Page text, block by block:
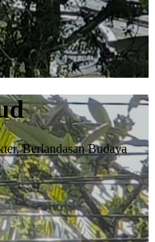
Berlandasan Budaya